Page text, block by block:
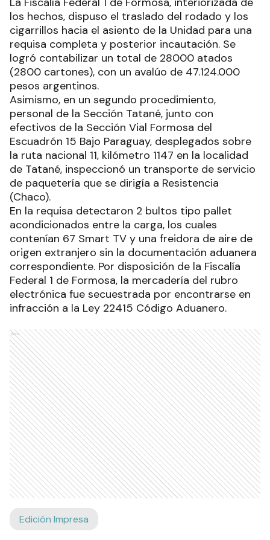
los hechos, dispuso el traslado del rodado y los
cigarrillos hacia el asiento de la Unidad para una
requisa completa y posterior incautación. Se
logró contabilizar un total de 28000 atados
(2800 cartones), con un avalúo de 47.124.000
pesos argentinos.
Asimismo, en un segundo procedimiento,
personal de la Sección Tatané, junto con
efectivos de la Sección Vial Formosa del
Escuadrón 15 Bajo Paraguay, desplegados sobre
la ruta nacional 11, kilómetro 1147 en la localidad
de Tatané, inspeccionó un transporte de servicio
de paquetería que se dirigía a Resistencia
(Chaco).
En la requisa detectaron 2 bultos tipo pallet
acondicionados entre la carga, los cuales
contenían 67 Smart TV y una freidora de aire de
origen extranjero sin la documentación aduanera
correspondiente. Por disposición de la Fiscalía
Federal 1 de Formosa, la mercadería del rubro
electrónica fue secuestrada por encontrarse en
infracción a la Ley 22415 Código Aduanero.
Ads
Edición Impresa